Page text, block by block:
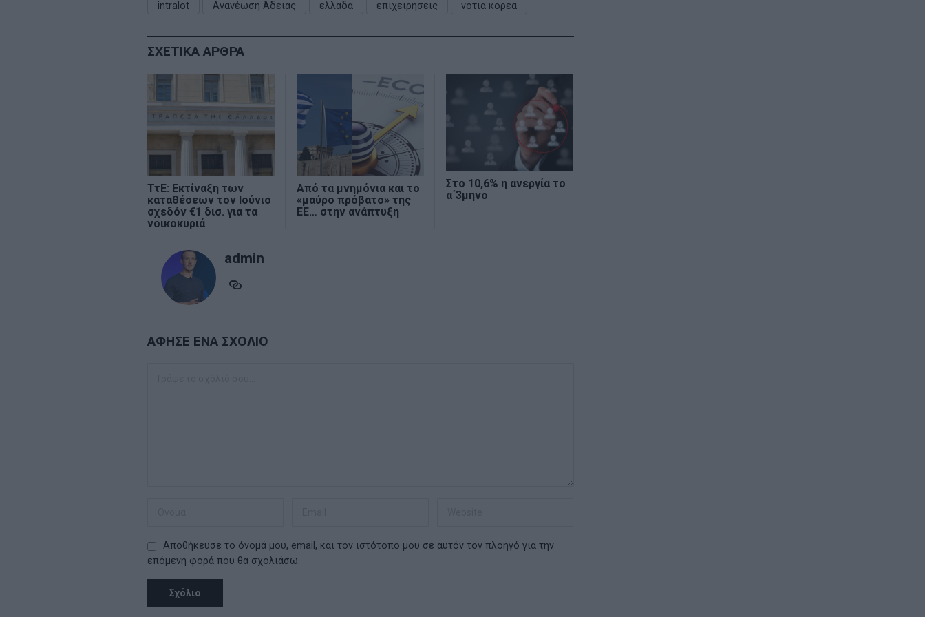
intralot Ανανέωση Άδειας ελλαδα επιχειρησεις νοτια κορεα
ΣΧΕΤΙΚΑ ΑΡΘΡΑ
ΤτΕ: Εκτίναξη των
καταθέσεων τον Ιούνιο
σχεδόν €1 δισ. για τα
νοικοκυριά
Από τα μνημόνια και το
«μαύρο πρόβατο» της
ΕΕ… στην ανάπτυξη
Στο 10,6% η ανεργία το
α΄3μηνο
admin
ΑΦΗΣΕ ΕΝΑ ΣΧΟΛΙΟ
Αποθήκευσε το όνομά μου, email, και τον ιστότοπο μου σε αυτόν τον πλοηγό για την
επόμενη φορά που θα σχολιάσω.